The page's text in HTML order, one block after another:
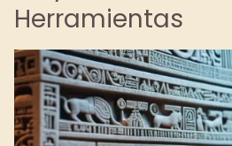
Herramientas